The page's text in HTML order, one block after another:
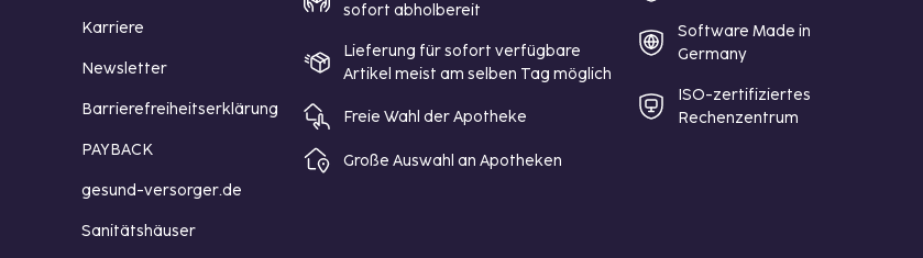
Karriere
Newsletter
Barrierefreiheitserklärung
PAYBACK
gesund-versorger.de
Sanitätshäuser
sofort abholbereit
Lieferung für sofort verfügbare
Artikel meist am selben Tag möglich
Freie Wahl der Apotheke
Große Auswahl an Apotheken
Software Made in
Germany
ISO-zertifiziertes
Rechenzentrum